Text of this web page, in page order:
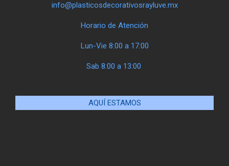
info@plasticosdecorativosrayluve.mx
Horario de Atención
Lun-Vie 8:00 a 17:00
Sab 8:00 a 13:00
AQUÍ ESTAMOS